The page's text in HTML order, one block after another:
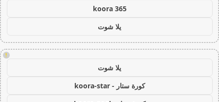
koora 365
يلا شوت
!
يلا شوت
كورة ستار - koora-star